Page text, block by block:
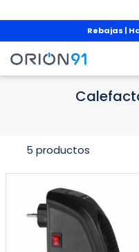
Rebajas |
Calefactores
5 productos